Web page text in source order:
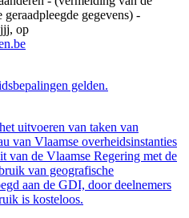
gegevens) -
op
gelden.
uitvoeren van taken van
van Vlaamse overheidsinstanties
van de Vlaamse Regering met de
van geografische
aan de GDI, door deelnemers
is kosteloos.